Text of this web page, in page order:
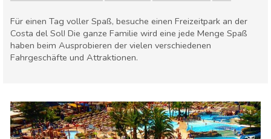
Für einen Tag voller Spaß, besuche einen Freizeitpark an der
Costa del Sol! Die ganze Familie wird eine jede Menge Spaß
haben beim Ausprobieren der vielen verschiedenen
Fahrgeschäfte und Attraktionen.
Essen & Restaurants
Familienspaß
Lokale Veranstaltungen
Museen & Kunst